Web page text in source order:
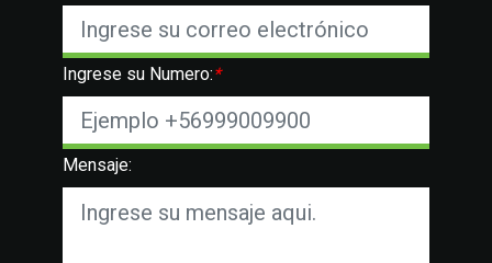
Ingrese su Numero:*
Mensaje: